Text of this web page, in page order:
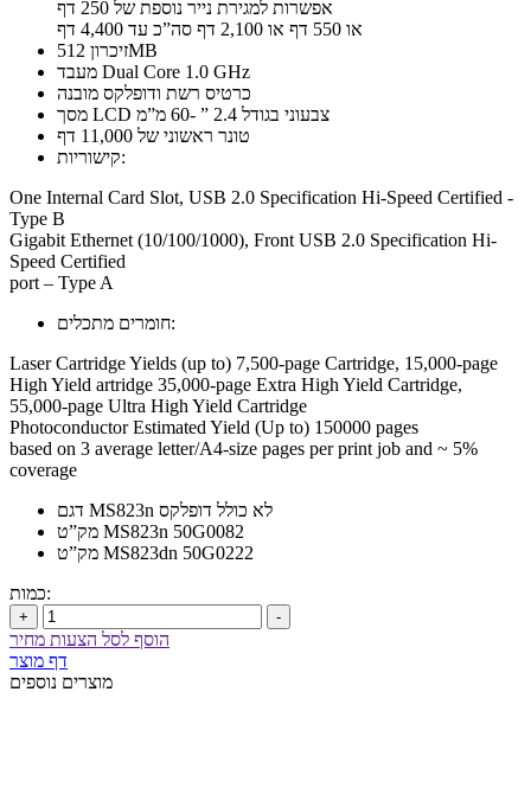
או 550 דף או 2,100 דף סה”כ עד 4,400 דף
זיכרון 512MB
מעבד Dual Core 1.0 GHz
כרטיס רשת ודופלקס מובנה
מסך LCD צבעוני בגודל 2.4 ” -60 מ”מ
טונר ראשוני של 11,000 דף
קישוריות:
One Internal Card Slot, USB 2.0 Specification Hi-Speed Certified -
Type B
Gigabit Ethernet (10/100/1000), Front USB 2.0 Specification Hi-
Speed Certified
port – Type A
חומרים מתכלים:
Laser Cartridge Yields (up to) 7,500-page Cartridge, 15,000-page
High Yield artridge 35,000-page Extra High Yield Cartridge,
55,000-page Ultra High Yield Cartridge
Photoconductor Estimated Yield (Up to) 150000 pages
based on 3 average letter/A4-size pages per print job and ~ 5%
coverage
דגם MS823n לא כולל דופלקס
מק”ט MS823n 50G0082
מק”ט MS823dn 50G0222
כמות:
+ -
הוסף לסל הצעות מחיר
דף מוצר
מוצרים נוספים